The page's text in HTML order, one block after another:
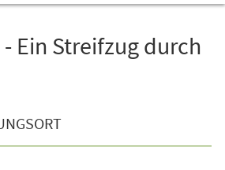
Ein Streifzug durch